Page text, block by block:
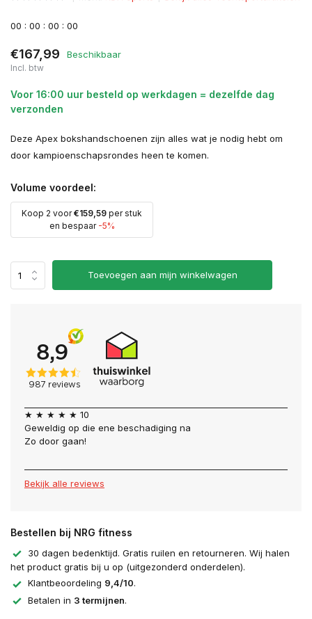
00 : 00 : 00 : 00
€167,99 Beschikbaar
Incl. btw
Voor 16:00 uur besteld op werkdagen = dezelfde dag
verzonden
Deze Apex bokshandschoenen zijn alles wat je nodig hebt om
door kampioenschapsrondes heen te komen.
Volume voordeel:
Koop 2 voor€159,59 per stuk
en bespaar -5%
Toevoegen aan mijn winkelwagen
★ ★ ★ ★ ★ 10
Geweldig op die ene beschadiging na
Zo door gaan!
Bekijk alle reviews
Bestellen bij NRG fitness
30 dagen bedenktijd. Gratis ruilen en retourneren. Wij halen
het product gratis bij u op (uitgezonderd onderdelen).
Klantbeoordeling 9,4/10.
Betalen in 3 termijnen.